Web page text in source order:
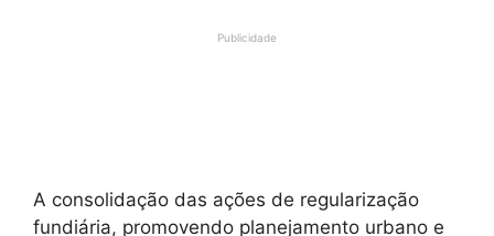
Publicidade
A consolidação das ações de regularização
fundiária, promovendo planejamento urbano e